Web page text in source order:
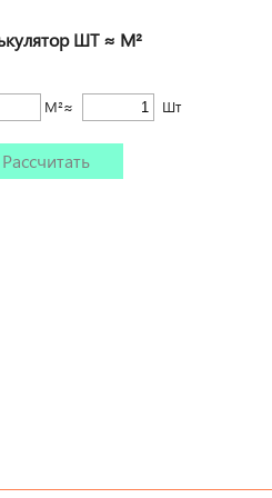
ШТ ≈ М²
М²≈ Шт
Рассчитать